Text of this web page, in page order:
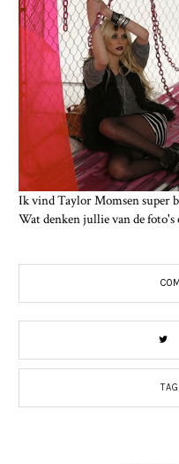
Ik vind Taylor Momsen super
Wat denken jullie van de foto's